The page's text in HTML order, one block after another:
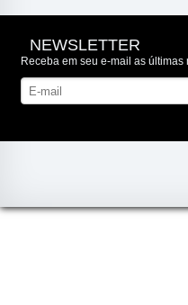
NEWSLETTER
Receba em seu e-mail as